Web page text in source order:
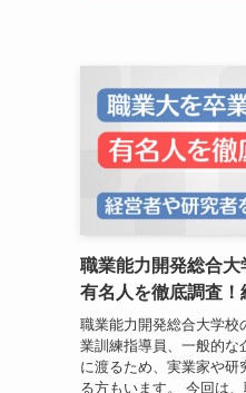
職業能力開発総合大
有名人を徹底調査！
職業能力開発総合大学校
業訓練指導員、一般的な
に渡るため、実業家や研
る方もいます。 今回は